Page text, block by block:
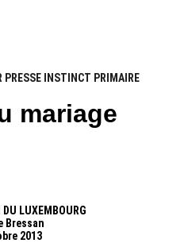
mariage
PRESSE INSTINCT PRIMAIRE
DU LUXEMBOURG
Bressan
2013